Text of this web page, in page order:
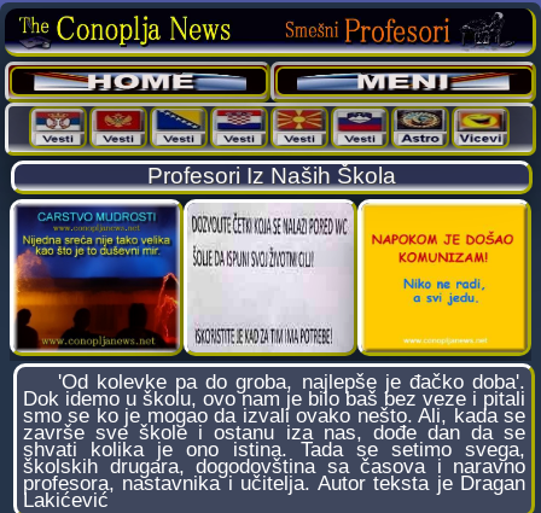
Profesori Iz Naših Škola
'Od kolevke pa do groba, najlepše je đačko doba'.
Dok idemo u školu, ovo nam je bilo baš bez veze i pitali
smo se ko je mogao da izvali ovako nešto. Ali, kada se
završe sve škole i ostanu iza nas, dođe dan da se
shvati kolika je ono istina. Tada se setimo svega,
školskih drugara, dogodovština sa časova i naravno
profesora, nastavnika i učitelja. Autor teksta je Dragan
Lakićević